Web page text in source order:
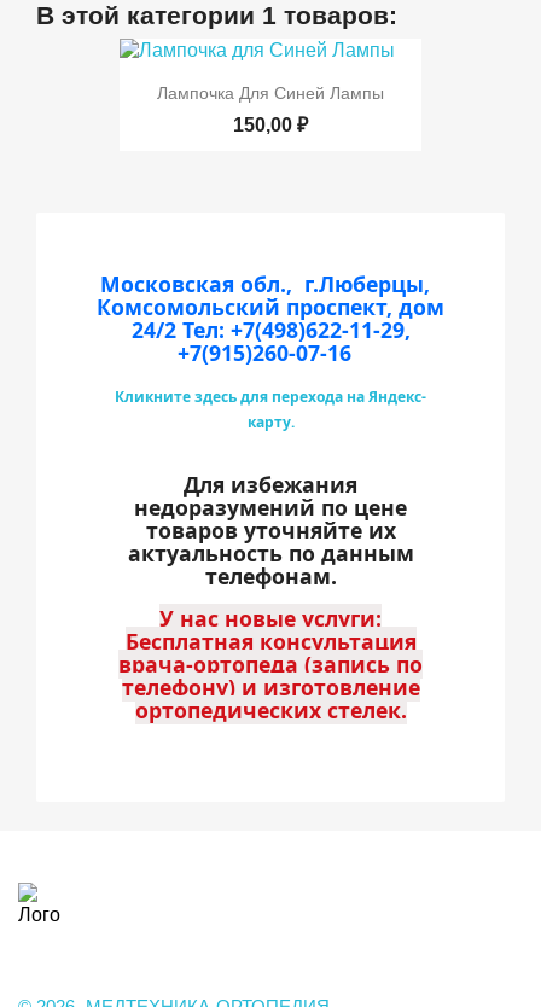
В этой категории 1 товаров:
Лампочка Для Синей Лампы
150,00 ₽
Московская обл., г.Люберцы,
Комсомольский проспект, дом
24/2 Тел: +7(498)622-11-29,
+7(915)260-07-16
Кликните здесь для перехода на Яндекс-
карту.
Для избежания
недоразумений по цене
товаров уточняйте их
актуальность по данным
телефонам.
У нас новые услуги:
Бесплатная консультация
врача-ортопеда (запись по
телефону) и изготовление
ортопедических стелек.
Лого